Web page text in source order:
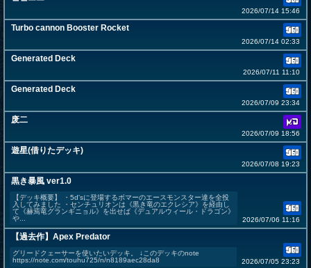
2026/07/14 15:46
Turbo cannon Booster Rocket
2026/07/14 02:33
Generated Deck
2026/07/11 11:10
Generated Deck
2026/07/09 23:34
废二
2026/07/09 18:56
遊星(借りたデッキ)
2026/07/08 19:23
黒き暴風 ver1.0
【デッキ概要】 ・5d'sに登場するボマーのエースモンスター達を全投
入してみました ・センチュリオンは《黒き竜のエクレシア》を経由し
て《赫焉竜グランギニョル》を出せば《デュアルウィール・ドラゴン》
や...
2026/07/06 11:16
【過去作】Apex Predator
グリードクェーサーを使いたいデッキ。 ↓このデッキのnote
https://note.com/touhu725/n/n8189aec28da8
2026/07/05 23:23